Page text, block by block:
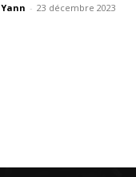
Yann - 23 décembre 2023